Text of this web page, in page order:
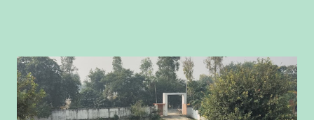
जिंदगी यह मलाल रहेगा कि काश अच्छे से मेहनत कर ली होती, तो आज इस मार्कशीट
पर अच्छे नम्बर लिखे होते । जब - जब आप मार्कशीट देखेंगे तब - तब आपका मन
आपको ही कोसेगा, और आप बार - बार ग्लानि से भरते रहेंगे । वैसे तमाम नौकरियों में